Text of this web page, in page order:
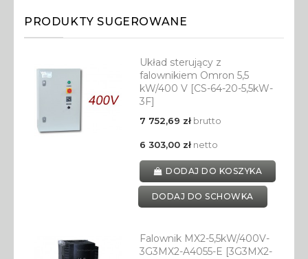
PRODUKTY SUGEROWANE
Układ sterujący z
falownikiem Omron 5,5
kW/400 V [CS-64-20-5,5kW-
3F]
7 752,69 złbrutto
6 303,00 złnetto
DODAJ DO KOSZYKA
DODAJ DO SCHOWKA
Falownik MX2-5,5kW/400V-
3G3MX2-A4055-E [3G3MX2-